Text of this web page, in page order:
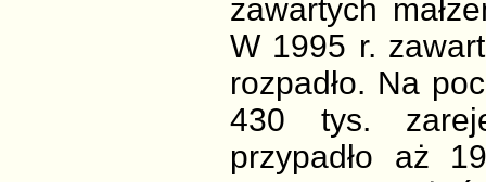
zawartych
W 1995 r.
rozpadło. Na
430 tys.
przypadło aż